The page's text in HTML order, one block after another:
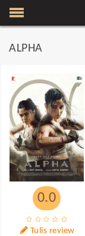
ALPHA
0.0
Tulis review